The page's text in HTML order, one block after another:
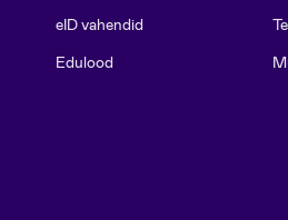
eID vahendid
Edulood